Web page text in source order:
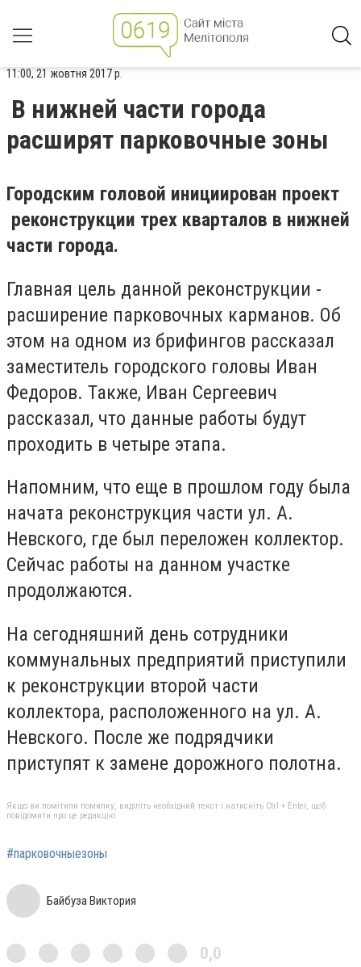
11:00, 21 жовтня 2017 р.
В нижней части города
расширят парковочные зоны
Городским головой инициирован проект
реконструкции трех кварталов в нижней
части города.
Главная цель данной реконструкции -
расширение парковочных карманов. Об
этом на одном из брифингов рассказал
заместитель городского головы Иван
Федоров. Также, Иван Сергеевич
рассказал, что данные работы будут
проходить в четыре этапа.
Напомним, что еще в прошлом году была
начата реконструкция части ул. А.
Невского, где был переложен коллектор.
Сейчас работы на данном участке
продолжаются.
На сегодняшний день сотрудники
коммунальных предприятий приступили
к реконструкции второй части
коллектора, расположенного на ул. А.
Невского. После же подрядчики
приступят к замене дорожного полотна.
Якщо ви помітили помилку, виділіть необхідний текст і натисніть Ctrl + Enter, щоб
повідомити про це редакцію
#парковочныезоны
Байбуза Виктория
0,0